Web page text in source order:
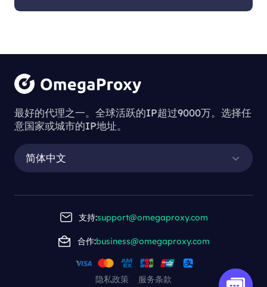
最好的代理之一。全球活跃的IP超过9000万。选择任
意国家或城市的IP地址。
简体中文
支持:support@omegaproxy.com
合作:business@omegaproxy.com
隐私政策 服务条款